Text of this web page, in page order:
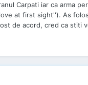
Carpati iar ca arma
at first sight''). As
de acord, cred ca stiti